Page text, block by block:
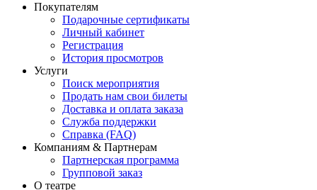
Покупателям
Подарочные сертификаты
Личный кабинет
Регистрация
История просмотров
Услуги
Поиск мероприятия
Продать нам свои билеты
Доставка и оплата заказа
Служба поддержки
Справка (FAQ)
Компаниям & Партнерам
Партнерская программа
Групповой заказ
О театре